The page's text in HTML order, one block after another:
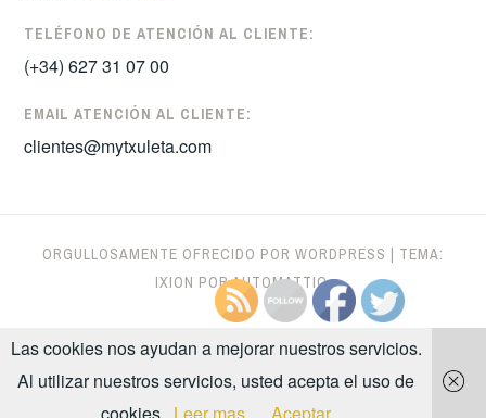
TELÉFONO DE ATENCIÓN AL CLIENTE:
(+34) 627 31 07 00
EMAIL ATENCIÓN AL CLIENTE:
clientes@mytxuleta.com
ORGULLOSAMENTE OFRECIDO POR WORDPRESS | TEMA:
IXION PORAUTOMATTIC.
Las cookies nos ayudan a mejorar nuestros servicios.
Al utilizar nuestros servicios, usted acepta el uso de